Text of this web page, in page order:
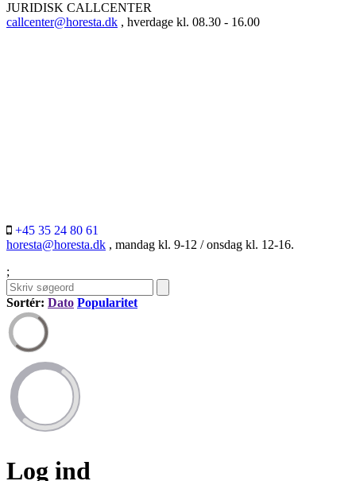
JURIDISK CALLCENTER
callcenter@horesta.dk , hverdage kl. 08.30 - 16.00
+45 35 24 80 61
horesta@horesta.dk , mandag kl. 9-12 / onsdag kl. 12-16.
;
Sortér: Dato Popularitet
Log ind